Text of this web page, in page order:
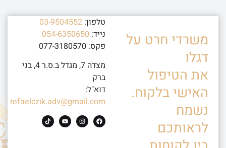
משרדי חרט על
דגלו
את הטיפול
האישי בלקוח.
נשמח
לראותכם
טלפון: 03-9504552
נייד: 054-6350650
פקס: 077-3180570
מצדה 7, מגדל ב.ס.ר 4, בני
ברק
דוא"ל:
refaelczik.adv@gmail.com